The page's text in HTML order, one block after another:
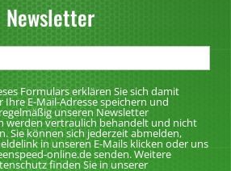
Newsletter
Formulars erklären Sie sich damit
E-Mail-Adresse speichern und
unseren Newsletter
werden vertraulich behandelt und nicht
Sie können sich jederzeit abmelden,
in unseren E-Mails klicken oder uns
online.de senden. Weitere
finden Sie in unserer